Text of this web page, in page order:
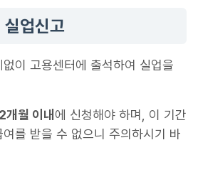
업신고
이 고용센터에 출석하여 실업을
개월 이내 에 신청해야 하며, 이 기간
를 받을 수 없으니 주의하시기 바